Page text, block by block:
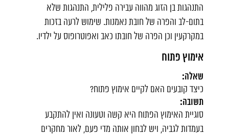
התנהגות בן הזוג מהווה עבירה פלילית, התנהגות שלא
בתום-לב והפרה של חובת נאמנות. שימוש לרעה בזכות
במקרקעין וכן הפרה של חובתו כאב ואפוטרופוס על ילדיו.
אימוץ פתוח
שאלה:
כיצד קובעים האם לקיים אימוץ פתוח?
תשובה:
סוגיית האימוץ הפתוח היא קשה וטעונה ואין להתקבע
בעמדות לגביה, ויש לבחון אותה מדי פעם, לאור מחקרים